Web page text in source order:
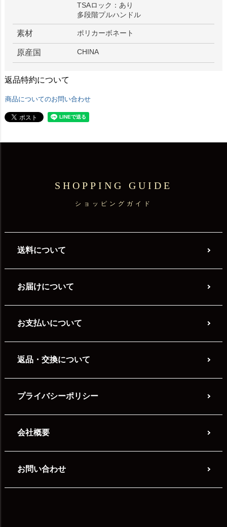
TSAロック：あり
多段階プルハンドル
素材 ポリカーボネート
原産国 CHINA
返品特約について
商品についてのお問い合わせ
SHOPPING GUIDE
ショッピングガイド
送料について
お届けについて
お支払いについて
返品・交換について
プライバシーポリシー
会社概要
お問い合わせ